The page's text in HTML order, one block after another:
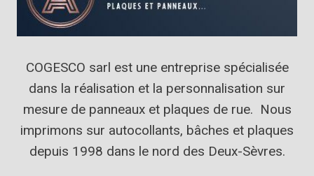
COGESCO sarl est une entreprise spécialisée
dans la réalisation et la personnalisation sur
mesure de panneaux et plaques de rue. Nous
imprimons sur autocollants, bâches et plaques
depuis 1998 dans le nord des Deux-Sèvres.